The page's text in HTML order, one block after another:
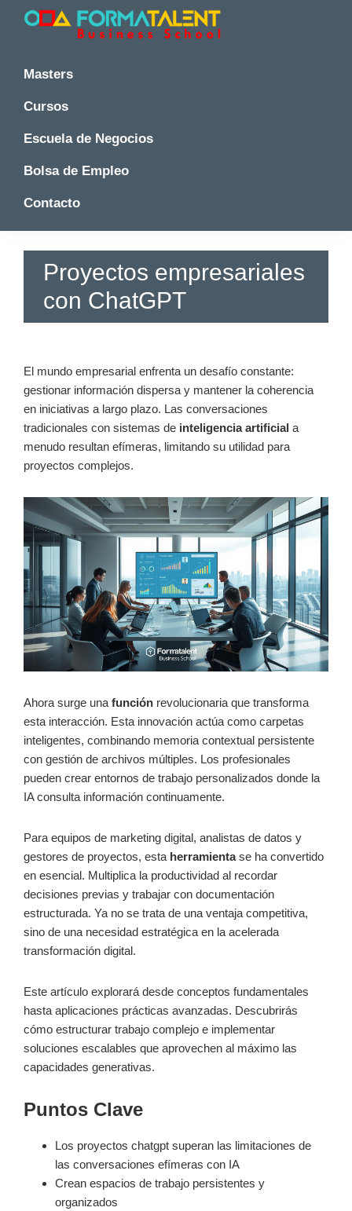
Saltar
Saltar
Saltar
principal
y
Master
en
Madrid
Formatalent
y
en
-
Formatalent
Masters
Cursos
Escuela de Negocios
Bolsa de Empleo
Contacto
Proyectos empresariales
con ChatGPT
El mundo empresarial enfrenta un desafío constante:
gestionar información dispersa y mantener la coherencia
en iniciativas a largo plazo. Las conversaciones
tradicionales con sistemas de inteligencia artificial a
menudo resultan efímeras, limitando su utilidad para
proyectos complejos.
Ahora surge una función revolucionaria que transforma
esta interacción. Esta innovación actúa como carpetas
inteligentes, combinando memoria contextual persistente
con gestión de archivos múltiples. Los profesionales
pueden crear entornos de trabajo personalizados donde la
IA consulta información continuamente.
Para equipos de marketing digital, analistas de datos y
gestores de proyectos, esta herramientase ha convertido
en esencial. Multiplica la productividad al recordar
decisiones previas y trabajar con documentación
estructurada. Ya no se trata de una ventaja competitiva,
sino de una necesidad estratégica en la acelerada
transformación digital.
Este artículo explorará desde conceptos fundamentales
hasta aplicaciones prácticas avanzadas. Descubrirás
cómo estructurar trabajo complejo e implementar
soluciones escalables que aprovechen al máximo las
capacidades generativas.
Puntos Clave
Los proyectos chatgpt superan las limitaciones de
las conversaciones efímeras con IA
Crean espacios de trabajo persistentes y
organizados